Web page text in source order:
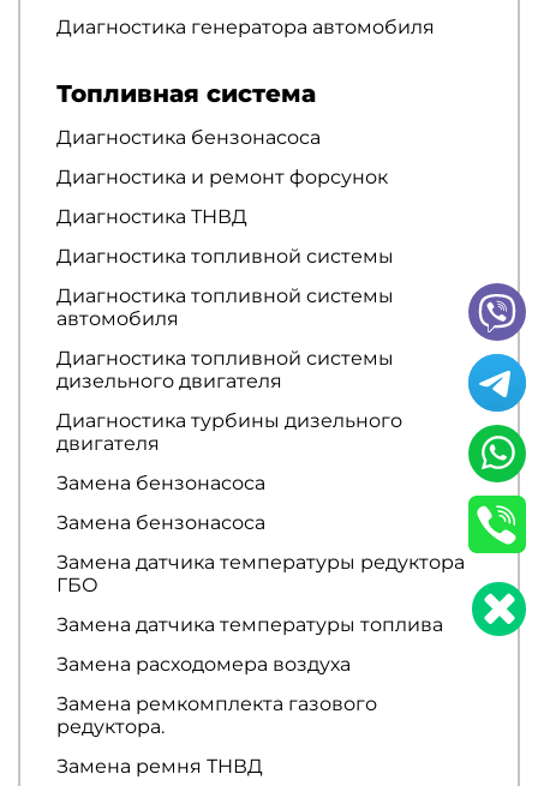
Диагностика генератора автомобиля
Топливная система
Диагностика бензонасоса
Диагностика и ремонт форсунок
Диагностика ТНВД
Диагностика топливной системы
Диагностика топливной системы
автомобиля
Диагностика топливной системы
дизельного двигателя
Диагностика турбины дизельного
двигателя
Замена бензонасоса
Замена бензонасоса
Замена датчика температуры редуктора
ГБО
Замена датчика температуры топлива
Замена расходомера воздуха
Замена ремкомплекта газового
редуктора.
Замена ремня ТНВД